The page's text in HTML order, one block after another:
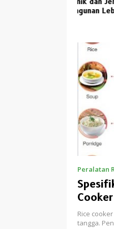
Merk
Peralatan
Rice
tangga.